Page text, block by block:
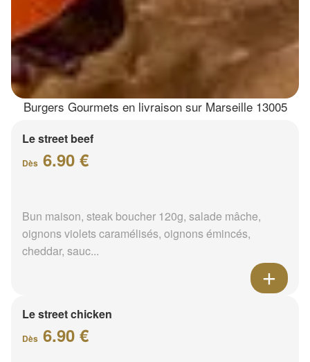
Burgers Gourmets en livraison sur Marseille 13005
Le street beef
Dès 6.90 €
Bun maison, steak boucher 120g, salade mâche,
oignons violets caramélisés, oignons émincés,
cheddar, sauc...
Le street chicken
Dès 6.90 €